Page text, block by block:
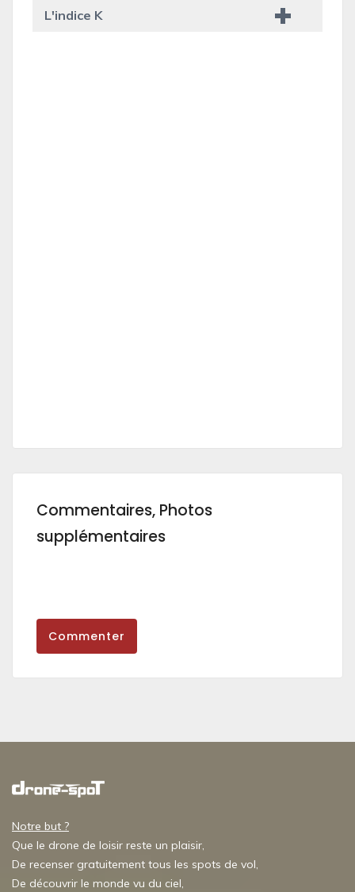
L'indice K
Commentaires, Photos
supplémentaires
Commenter
Notre but ?
Que le drone de loisir reste un plaisir,
De recenser gratuitement tous les spots de vol,
De découvrir le monde vu du ciel,